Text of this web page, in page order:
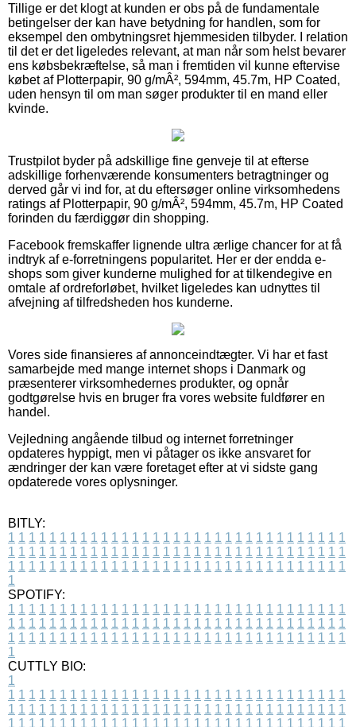
Tillige er det klogt at kunden er obs på de fundamentale
betingelser der kan have betydning for handlen, som for
eksempel den ombytningsret hjemmesiden tilbyder. I relation
til det er det ligeledes relevant, at man når som helst bevarer
ens købsbekræftelse, så man i fremtiden vil kunne eftervise
købet af Plotterpapir, 90 g/mÂ², 594mm, 45.7m, HP Coated,
uden hensyn til om man søger produkter til en mand eller
kvinde.
Trustpilot byder på adskillige fine genveje til at efterse
adskillige forhenværende konsumenters betragtninger og
derved går vi ind for, at du eftersøger online virksomhedens
ratings af Plotterpapir, 90 g/mÂ², 594mm, 45.7m, HP Coated
forinden du færdiggør din shopping.
Facebook fremskaffer lignende ultra ærlige chancer for at få
indtryk af e-forretningens popularitet. Her er der endda e-
shops som giver kunderne mulighed for at tilkendegive en
omtale af ordreforløbet, hvilket ligeledes kan udnyttes til
afvejning af tilfredsheden hos kunderne.
Vores side finansieres af annonceindtægter. Vi har et fast
samarbejde med mange internet shops i Danmark og
præsenterer virksomhedernes produkter, og opnår
godtgørelse hvis en bruger fra vores website fuldfører en
handel.
Vejledning angående tilbud og internet forretninger
opdateres hyppigt, men vi påtager os ikke ansvaret for
ændringer der kan være foretaget efter at vi sidste gang
opdaterede vores oplysninger.
BITLY:
1 1 1 1 1 1 1 1 1 1 1 1 1 1 1 1 1 1 1 1 1 1 1 1 1 1 1 1 1 1 1 1 1
1 1 1 1 1 1 1 1 1 1 1 1 1 1 1 1 1 1 1 1 1 1 1 1 1 1 1 1 1 1 1 1 1
1 1 1 1 1 1 1 1 1 1 1 1 1 1 1 1 1 1 1 1 1 1 1 1 1 1 1 1 1 1 1 1 1
1
SPOTIFY:
1 1 1 1 1 1 1 1 1 1 1 1 1 1 1 1 1 1 1 1 1 1 1 1 1 1 1 1 1 1 1 1 1
1 1 1 1 1 1 1 1 1 1 1 1 1 1 1 1 1 1 1 1 1 1 1 1 1 1 1 1 1 1 1 1 1
1 1 1 1 1 1 1 1 1 1 1 1 1 1 1 1 1 1 1 1 1 1 1 1 1 1 1 1 1 1 1 1 1
1
CUTTLY BIO:
1
1 1 1 1 1 1 1 1 1 1 1 1 1 1 1 1 1 1 1 1 1 1 1 1 1 1 1 1 1 1 1 1 1
1 1 1 1 1 1 1 1 1 1 1 1 1 1 1 1 1 1 1 1 1 1 1 1 1 1 1 1 1 1 1 1 1
1 1 1 1 1 1 1 1 1 1 1 1 1 1 1 1 1 1 1 1 1 1 1 1 1 1 1 1 1 1 1 1 1